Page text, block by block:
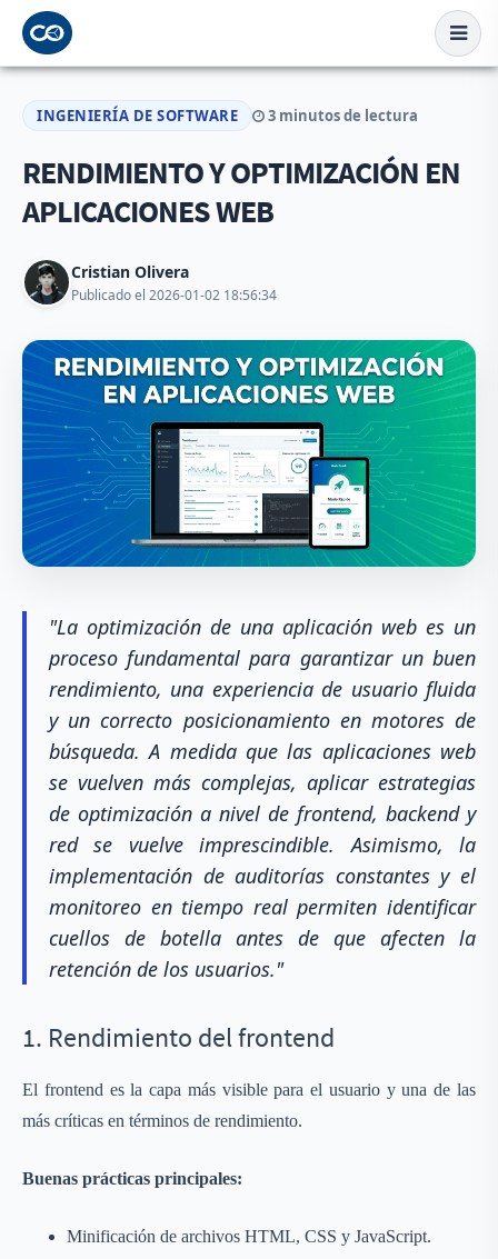
INGENIERÍA DE SOFTWARE 3 minutos de lectura
RENDIMIENTO Y OPTIMIZACIÓN EN
APLICACIONES WEB
Cristian Olivera
Publicado el 2026-01-02 18:56:34
"La optimización de una aplicación web es un
proceso fundamental para garantizar un buen
rendimiento, una experiencia de usuario fluida
y un correcto posicionamiento en motores de
búsqueda. A medida que las aplicaciones web
se vuelven más complejas, aplicar estrategias
de optimización a nivel de frontend, backend y
red se vuelve imprescindible. Asimismo, la
implementación de auditorías constantes y el
monitoreo en tiempo real permiten identificar
cuellos de botella antes de que afecten la
retención de los usuarios."
1. Rendimiento del frontend
El frontend es la capa más visible para el usuario y una de las
más críticas en términos de rendimiento.
Buenas prácticas principales:
Minificación de archivos HTML, CSS y JavaScript.